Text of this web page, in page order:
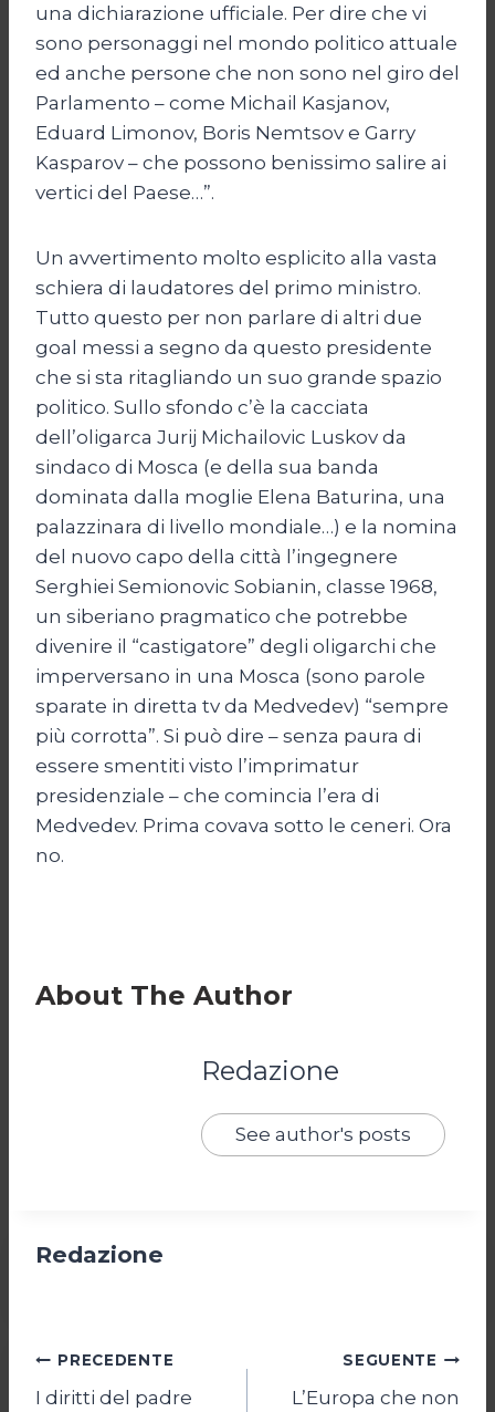
una dichiarazione ufficiale. Per dire che vi
sono personaggi nel mondo politico attuale
ed anche persone che non sono nel giro del
Parlamento – come Michail Kasjanov,
Eduard Limonov, Boris Nemtsov e Garry
Kasparov – che possono benissimo salire ai
vertici del Paese…”.
Un avvertimento molto esplicito alla vasta
schiera di laudatores del primo ministro.
Tutto questo per non parlare di altri due
goal messi a segno da questo presidente
che si sta ritagliando un suo grande spazio
politico. Sullo sfondo c’è la cacciata
dell’oligarca Jurij Michailovic Luskov da
sindaco di Mosca (e della sua banda
dominata dalla moglie Elena Baturina, una
palazzinara di livello mondiale…) e la nomina
del nuovo capo della città l’ingegnere
Serghiei Semionovic Sobianin, classe 1968,
un siberiano pragmatico che potrebbe
divenire il “castigatore” degli oligarchi che
imperversano in una Mosca (sono parole
sparate in diretta tv da Medvedev) “sempre
più corrotta”. Si può dire – senza paura di
essere smentiti visto l’imprimatur
presidenziale – che comincia l’era di
Medvedev. Prima covava sotto le ceneri. Ora
no.
About The Author
Redazione
See author's posts
Redazione
Navigazione
PRECEDENTE
I diritti del padre
SEGUENTE
L’Europa che non